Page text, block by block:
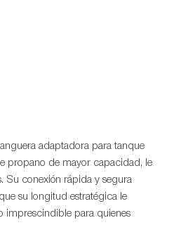
adaptadora para tanque
propano de mayor capacidad, le
Su conexión rápida y segura
su longitud estratégica le
imprescindible para quienes